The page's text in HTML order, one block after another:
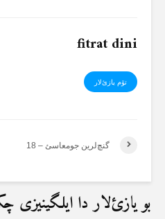
fitrat dini
تۆم یازئ‌لار
گنچ‌لرین جومعاسئ – 18
بو یازئ‌لار دا ایلگینیزی